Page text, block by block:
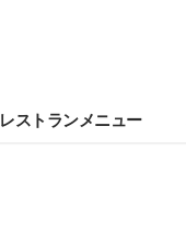
レストランメニュー